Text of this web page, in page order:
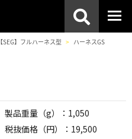
【SEG】フルハーネス型
ハーネスGS
製品重量（g）：1,050
税抜価格（円）：19,500